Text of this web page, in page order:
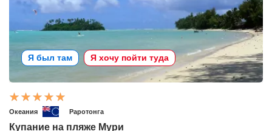
Я был там Я хочу пойти туда
Океания Раротонга
Купание на пляже Мури